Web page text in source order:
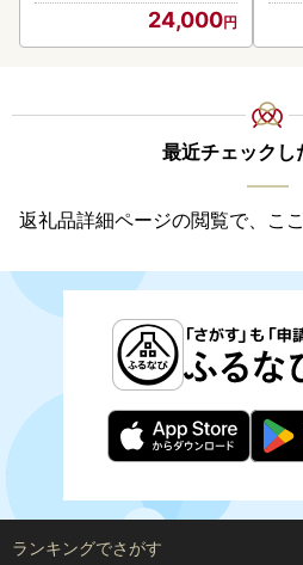
24,000
最近チェックし
返礼品詳細ページの閲覧で、こ
ランキングでさがす